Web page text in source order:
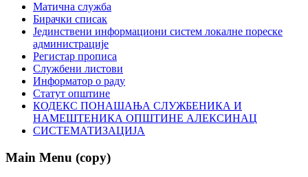
Матична служба
Бирачки списак
Јединствени информациони систем локалне пореске
администрације
Регистар прописа
Службени листови
Информатор о раду
Статут општине
КОДЕКС ПОНАШАЊА СЛУЖБЕНИКА И
НАМЕШТЕНИКА ОПШТИНЕ АЛЕКСИНАЦ
СИСТЕМАТИЗАЦИЈА
Main Menu (copy)